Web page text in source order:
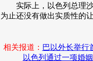
实际上，以色列总理沙
为止还没有做出实质性的让
相关报道： 巴以外长举行
以色列通过一项婚